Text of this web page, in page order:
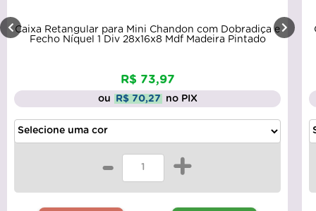
Caixa Retangular para Mini Chandon com Dobradiça e
Fecho Níquel 1 Div 28x16x8 Mdf Madeira Pintado
R$ 73,97
ou R$ 70,27 no PIX
- +